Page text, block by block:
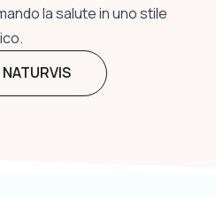
la salute in uno stile